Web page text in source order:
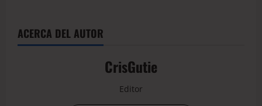
ACERCA DEL AUTOR
CrisGutie
Editor